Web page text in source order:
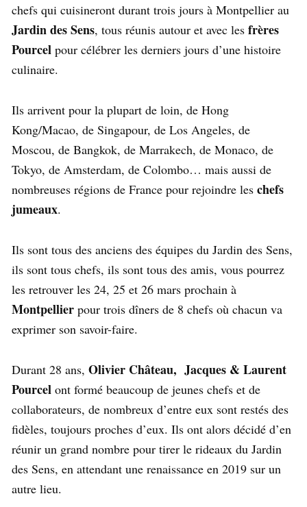
chefs qui cuisineront durant trois jours à Montpellier au
Jardin des Sens, tous réunis autour et avec les frères
Pourcel pour célébrer les derniers jours d’une histoire
culinaire.
Ils arrivent pour la plupart de loin, de Hong
Kong/Macao, de Singapour, de Los Angeles, de
Moscou, de Bangkok, de Marrakech, de Monaco, de
Tokyo, de Amsterdam, de Colombo… mais aussi de
nombreuses régions de France pour rejoindre les chefs
jumeaux.
Ils sont tous des anciens des équipes du Jardin des Sens,
ils sont tous chefs, ils sont tous des amis, vous pourrez
les retrouver les 24, 25 et 26 mars prochain à
Montpellier pour trois dîners de 8 chefs où chacun va
exprimer son savoir-faire.
Durant 28 ans, Olivier Château, Jacques & Laurent
Pourcel ont formé beaucoup de jeunes chefs et de
collaborateurs, de nombreux d’entre eux sont restés des
fidèles, toujours proches d’eux. Ils ont alors décidé d’en
réunir un grand nombre pour tirer le rideaux du Jardin
des Sens, en attendant une renaissance en 2019 sur un
autre lieu.